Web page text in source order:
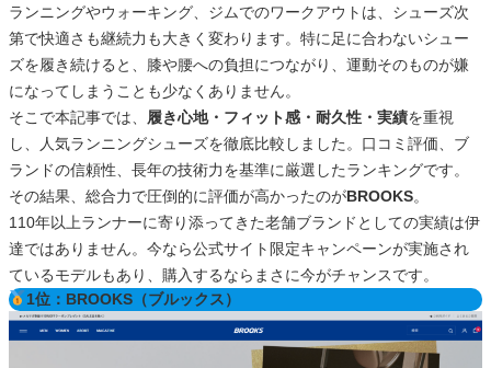
ランニングやウォーキング、ジムでのワークアウトは、シューズ次
第で快適さも継続力も大きく変わります。特に足に合わないシュー
ズを履き続けると、膝や腰への負担につながり、運動そのものが嫌
になってしまうことも少なくありません。
そこで本記事では、 履き心地・フィット感・耐久性・実績を重視
し、人気ランニングシューズを徹底比較しました。口コミ評価、ブ
ランドの信頼性、長年の技術力を基準に厳選したランキングです。
その結果、総合力で圧倒的に評価が高かったのがBROOKS。
110年以上ランナーに寄り添ってきた老舗ブランドとしての実績は伊
達ではありません。今なら公式サイト限定キャンペーンが実施され
ているモデルもあり、購入するならまさに今がチャンスです。
1位：BROOKS（ブルックス）